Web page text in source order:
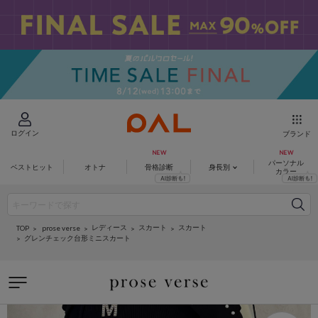
ログイン ブランド
ベストヒット オトナ 骨格診断 身長別
パーソナル
カラー
TOP prose verse レディース スカート
スカート
グレンチェック台形ミニスカート